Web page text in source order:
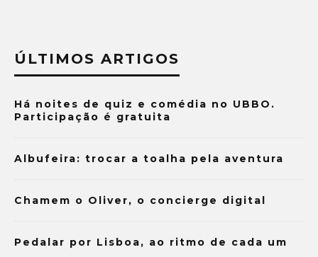
ÚLTIMOS ARTIGOS
Há noites de quiz e comédia no UBBO.
Participação é gratuita
Albufeira: trocar a toalha pela aventura
Chamem o Oliver, o concierge digital
Pedalar por Lisboa, ao ritmo de cada um